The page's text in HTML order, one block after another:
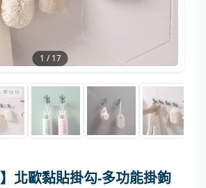
1 /17
】北歐黏貼掛勾-多功能掛鉤